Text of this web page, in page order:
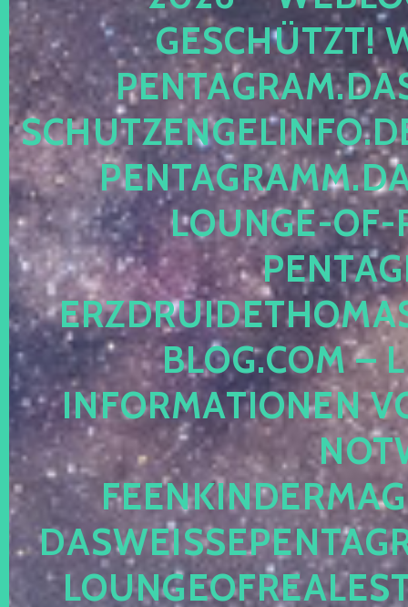
ESCHÜTZT!
OUNGE-OF-
LOG.COM –
NFORMATIONEN